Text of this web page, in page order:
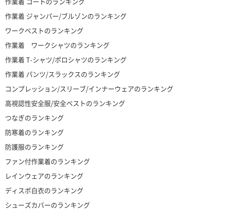
作業着 ジャンパー/ブルゾンのランキング
ワークベストのランキング
作業着 ワークシャツのランキング
作業着 T-シャツ/ポロシャツのランキング
作業着 パンツ/スラックスのランキング
コンプレッション/スリーブ/インナーウェアのランキング
高視認性安全服/安全ベストのランキング
つなぎのランキング
防寒着のランキング
防護服のランキング
ファン付作業着のランキング
レインウェアのランキング
ディスポ白衣のランキング
シューズカバーのランキング